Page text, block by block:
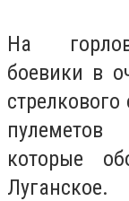
На
боевики в
которые
Луганское.